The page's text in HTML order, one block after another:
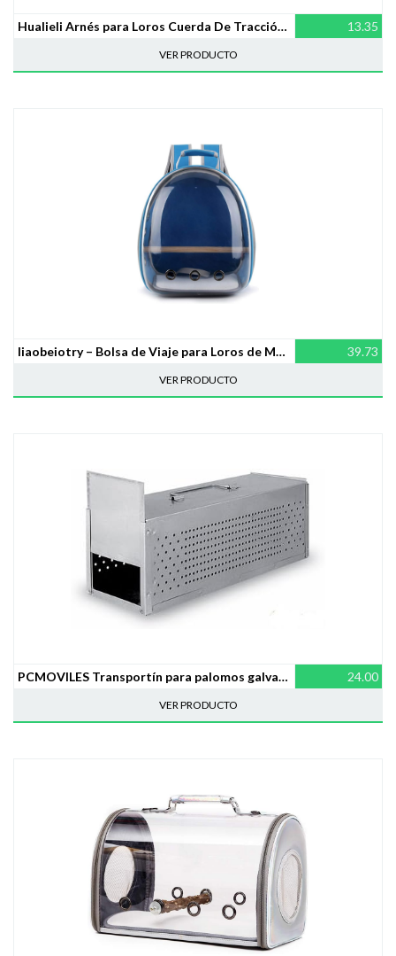
Hualieli Arnés para Loros Cuerda De Tracción De Pañales para Pájaros Correa Ajustable para Aves Voladoras Cuerda para Loros Y Otras Aves Ropa para Volar Aves Y Pájaros Correa para Cuerdas Arnés 13.35
VER PRODUCTO
liaobeiotry – Bolsa de Viaje para Loros de Mascotas, Mochila Transparente Transpirable 360° para Mascotas 39.73
VER PRODUCTO
PCMOVILES Transportín para palomos galvanizado 2 departamentos 24.00
VER PRODUCTO